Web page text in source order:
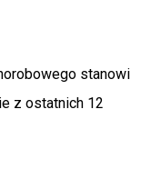
stanowi
z ostatnich 12